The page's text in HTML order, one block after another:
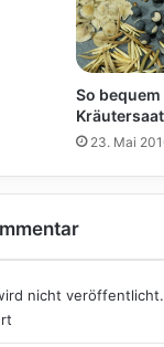
So
23. Mai
nicht veröffentlicht.